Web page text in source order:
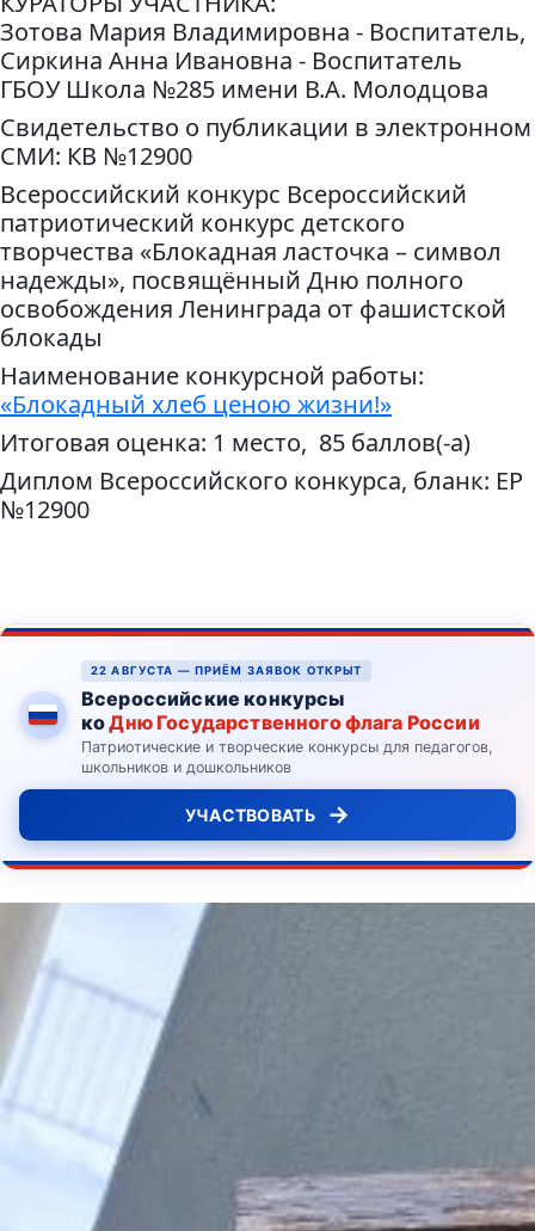
Зотова Мария Владимировна - Воспитатель,
Сиркина Анна Ивановна - Воспитатель
ГБОУ Школа №285 имени В.А. Молодцова
Свидетельство о публикации в электронном
СМИ: КВ №12900
Всероссийский конкурс Всероссийский
патриотический конкурс детского
творчества «Блокадная ласточка – символ
надежды», посвящённый Дню полного
освобождения Ленинграда от фашистской
блокады
Наименование конкурсной работы:
«Блокадный хлеб ценою жизни!»
Итоговая оценка: 1 место, 85 баллов(-а)
Диплом Всероссийского конкурса, бланк: ЕР
№12900
22 АВГУСТА — ПРИЁМ ЗАЯВОК ОТКРЫТ
Всероссийские конкурсы
коДню Государственного флага России
Патриотические и творческие конкурсы для педагогов,
школьников и дошкольников
УЧАСТВОВАТЬ →